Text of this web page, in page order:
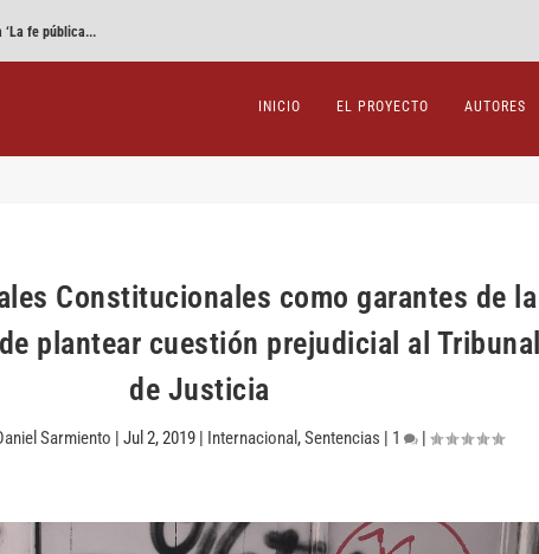
fe pública...
INICIO EL PROYECTO AUTORES
Constitucionales como garantes de la
plantear cuestión prejudicial al Tribunal
de Justicia
Sarmiento | Jul 2, 2019| Internacional ,Sentencias | 1 |